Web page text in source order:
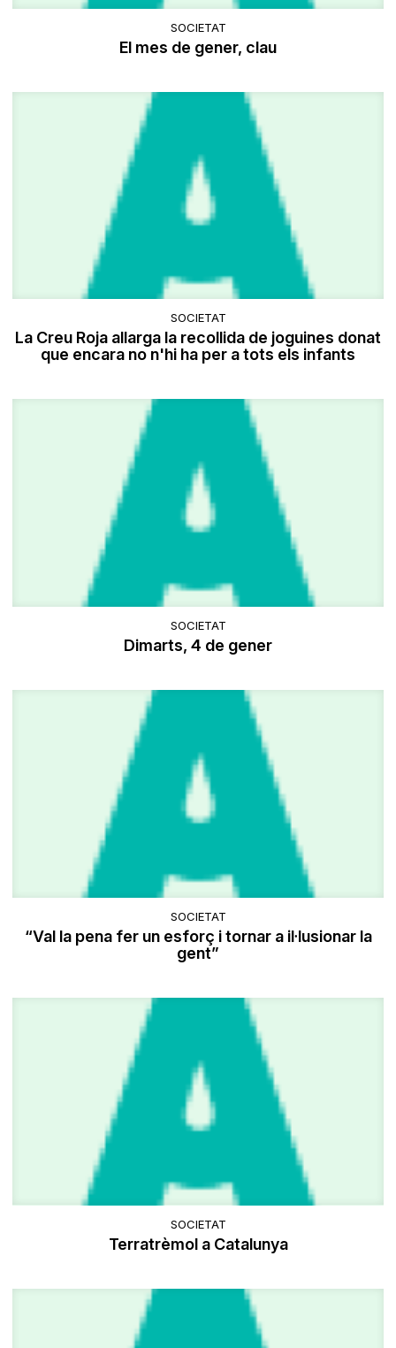
SOCIETAT
El mes de gener, clau
SOCIETAT
La Creu Roja allarga la recollida de joguines donat
que encara no n'hi ha per a tots els infants
SOCIETAT
Dimarts, 4 de gener
SOCIETAT
“Val la pena fer un esforç i tornar a il·lusionar la
gent”
SOCIETAT
Terratrèmol a Catalunya